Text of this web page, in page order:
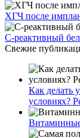
ХГЧ после
С-реактивный
Свежие
Как делать
условиях?